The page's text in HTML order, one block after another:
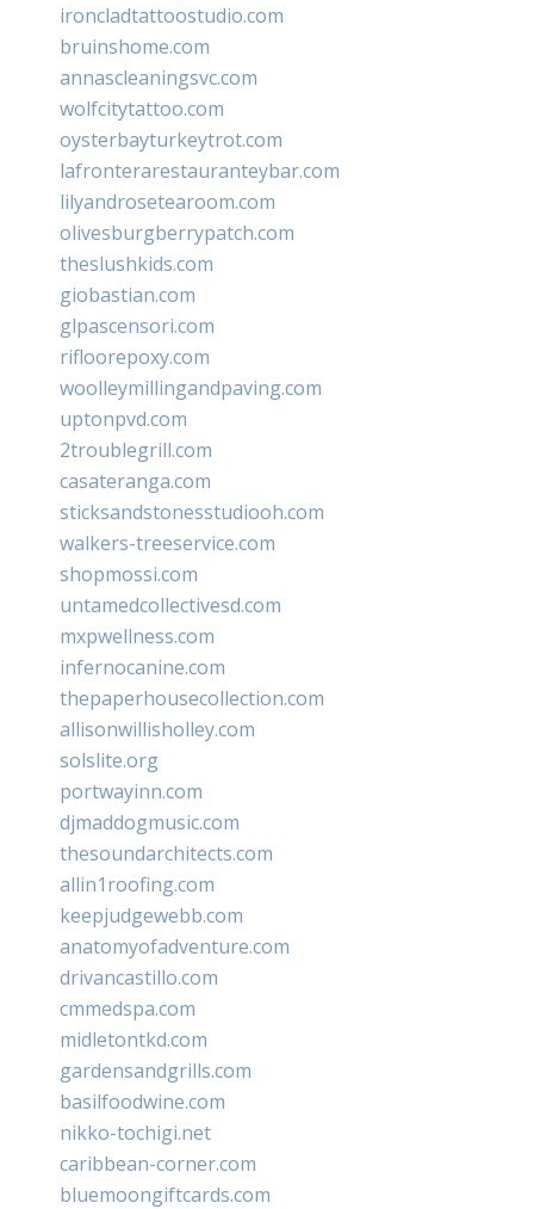
ironcladtattoostudio.com
bruinshome.com
annascleaningsvc.com
wolfcitytattoo.com
oysterbayturkeytrot.com
lafronterarestauranteybar.com
lilyandrosetearoom.com
olivesburgberrypatch.com
theslushkids.com
giobastian.com
glpascensori.com
rifloorepoxy.com
woolleymillingandpaving.com
uptonpvd.com
2troublegrill.com
casateranga.com
sticksandstonesstudiooh.com
walkers-treeservice.com
shopmossi.com
untamedcollectivesd.com
mxpwellness.com
infernocanine.com
thepaperhousecollection.com
allisonwillisholley.com
solslite.org
portwayinn.com
djmaddogmusic.com
thesoundarchitects.com
allin1roofing.com
keepjudgewebb.com
anatomyofadventure.com
drivancastillo.com
cmmedspa.com
midletontkd.com
gardensandgrills.com
basilfoodwine.com
nikko-tochigi.net
caribbean-corner.com
bluemoongiftcards.com